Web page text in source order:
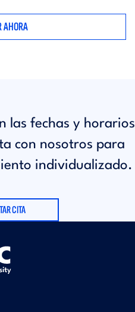
las fechas y horarios
con nosotros para
individualizado.
CITA